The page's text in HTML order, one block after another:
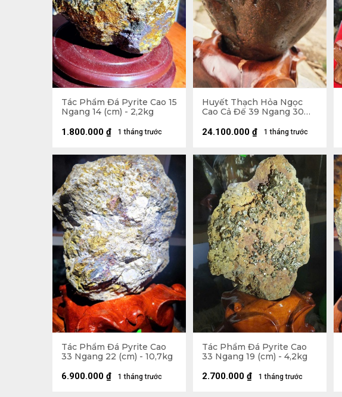
Tác Phẩm Đá Pyrite Cao 15
Ngang 14 (cm) - 2,2kg
1 tháng trước
1.800.000 ₫
Huyết Thạch Hỏa Ngọc
Cao Cả Đế 39 Ngang 30
17,5kg
1 tháng trước
24.100.000 ₫
Tác Phẩm Đá Pyrite Cao
33 Ngang 22 (cm) - 10,7kg
1 tháng trước
6.900.000 ₫
Tác Phẩm Đá Pyrite Cao
33 Ngang 19 (cm) - 4,2kg
1 tháng trước
2.700.000 ₫